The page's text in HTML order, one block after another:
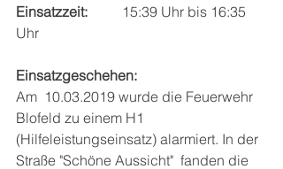
Einsatzzeit:
Uhr
Einsatzgeschehen:
Am  10.03.2019 wurde die Feuerwehr
Blofeld zu einem H1
(Hilfeleistungseinsatz) alarmiert. In der
Straße "Schöne Aussicht"  fanden die